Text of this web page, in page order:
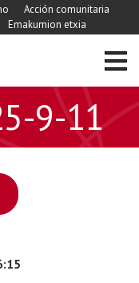
Acción comunitaria
Emakumion etxia
9-11